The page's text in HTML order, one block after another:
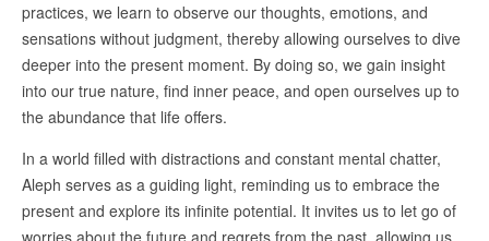
practices, we learn to observe our thoughts, emotions, and
sensations without judgment, thereby allowing ourselves to dive
deeper into the present moment. By doing so, we gain insight
into our true nature, find inner peace, and open ourselves up to
the abundance that life offers.
In a world filled with distractions and constant mental chatter,
Aleph serves as a guiding light, reminding us to embrace the
present and explore its infinite potential. It invites us to let go of
worries about the future and regrets from the past, allowing us